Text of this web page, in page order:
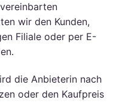
wir den Kunden,
Filiale oder per E-
die Anbieterin nach
oder den Kaufpreis